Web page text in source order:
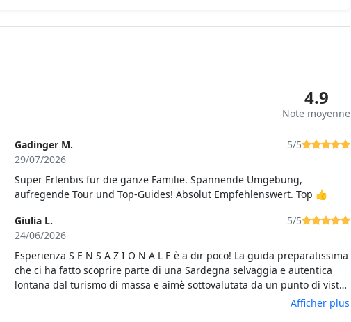
4.9
Note moyenne
Gadinger M.
29/07/2026
5/5
Super Erlenbis für die ganze Familie. Spannende Umgebung,
aufregende Tour und Top-Guides! Absolut Empfehlenswert. Top 👍
Giulia L.
24/06/2026
5/5
Esperienza S E N S A Z I O N A L E è a dir poco! La guida preparatissima
che ci ha fatto scoprire parte di una Sardegna selvaggia e autentica
lontana dal turismo di massa e aimè sottovalutata da un punto di vista
Afficher plus